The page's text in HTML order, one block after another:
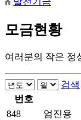
모금현황
여러분의 작은 정
검색
번호
848
엄진용